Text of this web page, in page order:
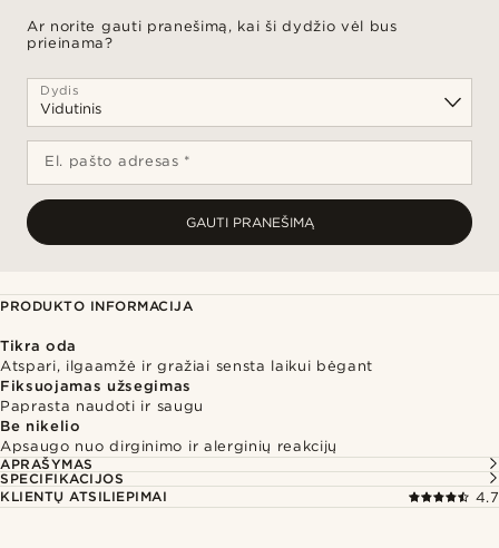
Ar norite gauti pranešimą, kai ši dydžio vėl bus
prieinama?
Dydis
El. pašto adresas *
GAUTI PRANEŠIMĄ
PRODUKTO INFORMACIJA
Tikra oda
Atspari, ilgaamžė ir gražiai sensta laikui bėgant
Fiksuojamas užsegimas
Paprasta naudoti ir saugu
Be nikelio
Apsaugo nuo dirginimo ir alerginių reakcijų
APRAŠYMAS
SPECIFIKACIJOS
KLIENTŲ ATSILIEPIMAI
4.7